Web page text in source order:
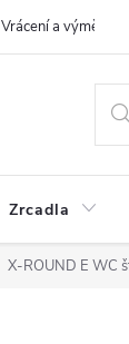
Vrácení a výměna
Zrcadla
X-ROUND E WC